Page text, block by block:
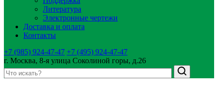
Литература
Электронные чертежи
Доставка и оплата
Контакты
+7 (985) 924-47-47 +7 (495) 924-47-47
г. Москва, 8-я улица Соколиной горы, д.26